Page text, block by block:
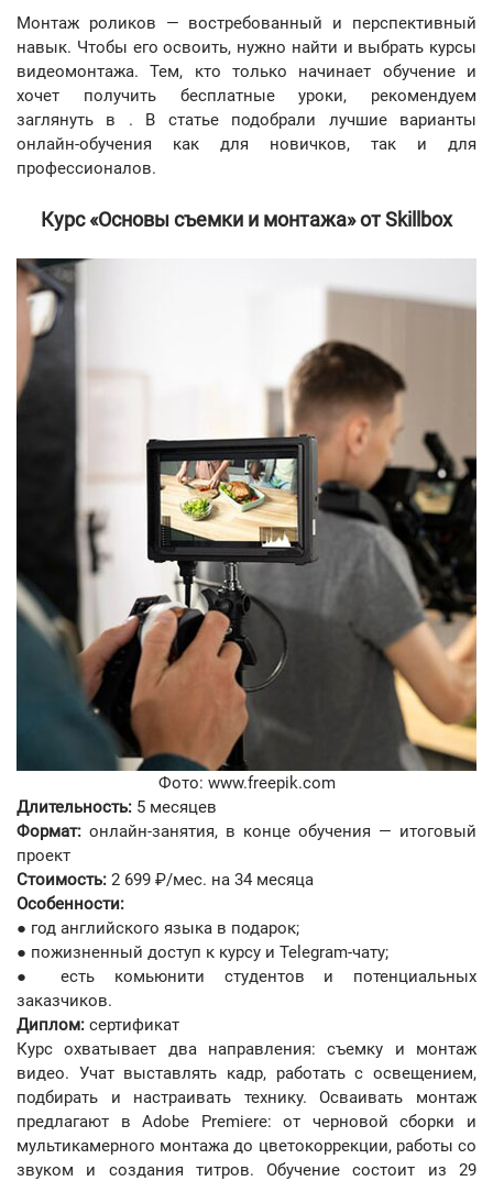
Монтаж роликов — востребованный и перспективный
навык. Чтобы его освоить, нужно найти и выбрать курсы
видеомонтажа. Тем, кто только начинает обучение и
хочет получить бесплатные уроки, рекомендуем
заглянуть в . В статье подобрали лучшие варианты
онлайн-обучения как для новичков, так и для
профессионалов.
Курс «Основы съемки и монтажа» от Skillbox
Фото: www.freepik.com
Длительность: 5 месяцев
Формат: онлайн-занятия, в конце обучения ― итоговый
проект
Стоимость: 2 699 ₽/мес. на 34 месяца
Особенности:
● год английского языка в подарок;
● пожизненный доступ к курсу и Telegram-чату;
● есть комьюнити студентов и потенциальных
заказчиков.
Диплом: сертификат
Курс охватывает два направления: съемку и монтаж
видео. Учат выставлять кадр, работать с освещением,
подбирать и настраивать технику. Осваивать монтаж
предлагают в Adobe Premiere: от черновой сборки и
мультикамерного монтажа до цветокоррекции, работы со
звуком и создания титров. Обучение состоит из 29